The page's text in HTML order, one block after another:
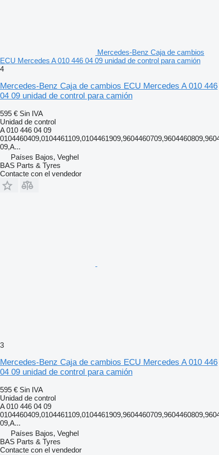
Mercedes-Benz Caja de cambios
ECU Mercedes A 010 446 04 09 unidad de control para camión
4
Mercedes-Benz Caja de cambios ECU Mercedes A 010 446
04 09 unidad de control para camión
595 € Sin IVA
Unidad de control
A 010 446 04 09
09,A...
Países Bajos, Veghel
BAS Parts & Tyres
Contacte con el vendedor
3
Mercedes-Benz Caja de cambios ECU Mercedes A 010 446
04 09 unidad de control para camión
595 € Sin IVA
Unidad de control
A 010 446 04 09
09,A...
Países Bajos, Veghel
BAS Parts & Tyres
Contacte con el vendedor